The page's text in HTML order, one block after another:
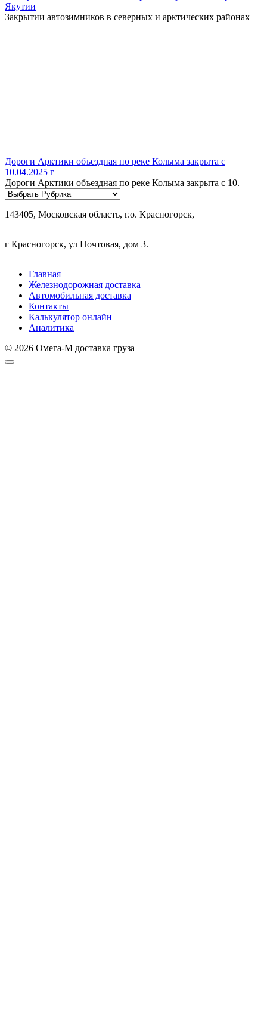
Якутии
Закрытии автозимников в северных и арктических районах
Дороги Арктики объездная по реке Колыма закрыта с
10.04.2025 г
Дороги Арктики объездная по реке Колыма закрыта с 10.
Рубрики
143405, Московская область, г.о. Красногорск,
г Красногорск, ул Почтовая, дом 3.
Главная
Железнодорожная доставка
Автомобильная доставка
Контакты
Калькулятор онлайн
Аналитика
© 2026 Омега-М доставка груза